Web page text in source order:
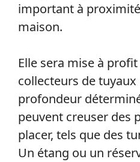
important à
maison.
Elle sera mise à
collecteurs de
profondeur
peuvent creuser des
placer, tels que des
Un étang ou un